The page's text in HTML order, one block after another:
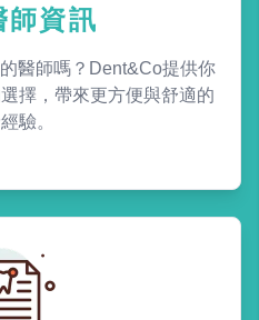
師資訊
醫師嗎？Dent&Co提供你
擇，帶來更方便與舒適的
驗。